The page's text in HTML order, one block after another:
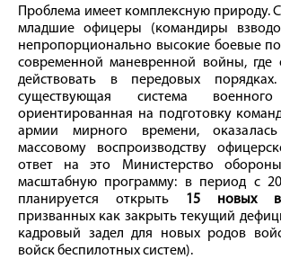
Проблема имеет комплексную природу.
младшие офицеры (командиры
непропорционально высокие боевые
современной маневренной войны,
действовать в передовых
существующая система военного
ориентированная на подготовку
армии мирного времени,
массовому воспроизводству
ответ на это Министерство
масштабную программу: в период с
планируется открыть 15 новых
призванных как закрыть текущий
кадровый задел для новых родов
войск беспилотных систем).